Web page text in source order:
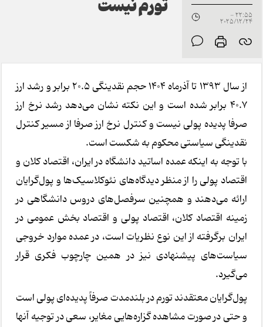
22:55 -
2025/12/24
تورم نیست
از سال ۱۳۹۳ تا آذرماه ۱۴۰۴ حجم نقدینگی ۲۰.۵ برابر و رشد ارز
۴۰.۷ برابر شده است و این نکته نشان می‌دهد رشد نرخ ارز
صرفا پدیده پولی نیست و کنترل نرخ ارز صرفا از مسیر کنترل
نقدینگی سیاستی محکوم به شکست است.
با توجه به اینکه عمده اساتید دانشگاه در ایران، اقتصاد کلان و
اقتصاد پولی را از منظر دیدگاه‌های نئوکلاسیک‌ها و پول‌گرایان
ارائه می‌دهند و همچنین سرفصل‌های دروس دانشگاهی در
زمینه اقتصاد کلان، اقتصاد پولی و اقتصاد بخش عمومی در
ایران برگرفته از این نوع نظریات است، در عمده موارد خروجی
سیاست‌های پیشنهادی نیز در همین چارچوب فکری قرار
می‌گیرد.
پول‌گرایان معتقدند تورم در بلندمدت صرفاً پدیده‌ای پولی است
و حتی در صورت مشاهده گزاره‌هایی مغایر، سعی در توجیه آنها